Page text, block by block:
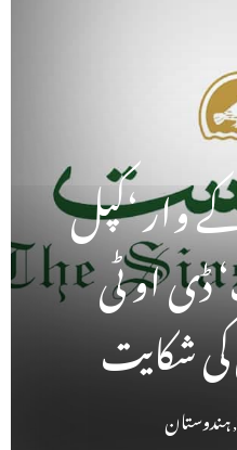
وار ‘کپل
ڈی او ٹی
شکایت
,ہندوستان